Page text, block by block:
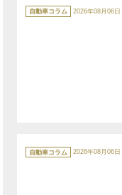
カ
テ
ゴ
自動車コラム 2026年08月06日
テ
ゴ
自動車コラム 2026年08月06日